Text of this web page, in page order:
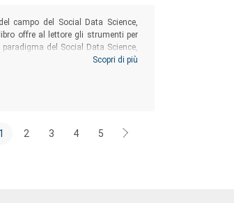
campo del Social Data Science,
offre al lettore gli strumenti per
del Social Data Science,
Computational Social Research.
Scopri di più
1 2 3 4 5